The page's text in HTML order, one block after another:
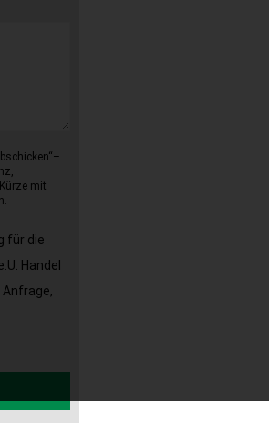
mit
für die
Handel